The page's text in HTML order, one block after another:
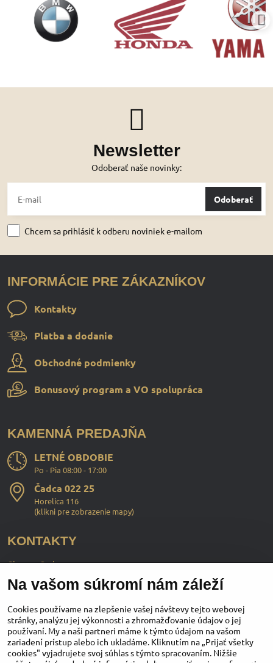
Newsletter
Odoberať naše novinky:
Odoberať
Chcem sa prihlásiť k odberu noviniek e-mailom
INFORMÁCIE PRE ZÁKAZNÍKOV
Kontakty
Platba a dodanie
Obchodné podmienky
Bonusový program a VO spolupráca
KAMENNÁ PREDAJŇA
LETNÉ OBDOBIE
Po - Pia 08:00 - 17:00
Čadca 022 25
Horelica 116
(klikni pre zobrazenie mapy)
KONTAKTY
ChopperStyle s.r.o.
Ing. Martin Murčo
+421 911 364 555
obchod​@chopperstyle​.sk
Na vašom súkromí nám záleží
Cookies používame na zlepšenie vašej návštevy tejto webovej
stránky, analýzu jej výkonnosti a zhromažďovanie údajov o jej
používaní. My a naši partneri máme k týmto údajom na vašom
zariadení prístup alebo ich ukladáme. Kliknutím na „Prijať všetky
cookies" vyjadrujete svoj súhlas s týmto spracovaním. Nižšie